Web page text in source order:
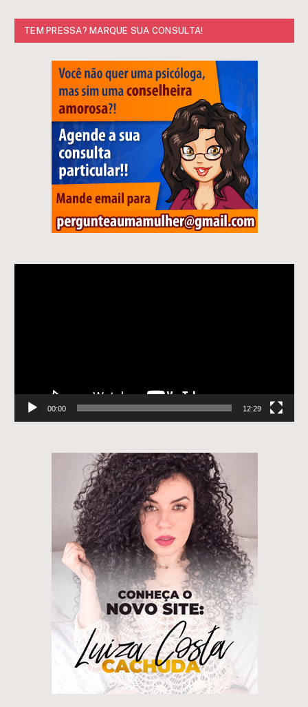
TEM PRESSA? MARQUE SUA CONSULTA!
00:00 12:29